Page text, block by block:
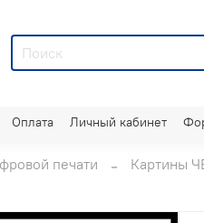
Оплата Личный кабинет
печати Картины